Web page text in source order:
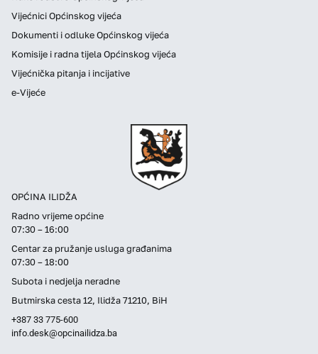
OPĆINA ILIDŽA
Radno vrijeme općine
07:30 – 16:00
Centar za pružanje usluga građanima
07:30 – 18:00
Subota i nedjelja neradne
Butmirska cesta 12, Ilidža 71210, BiH
+387 33 775-600
info.desk@opcinailidza.ba
Vijećnici Općinskog vijeća
Dokumenti i odluke Općinskog vijeća
Komisije i radna tijela Općinskog vijeća
Vijećnička pitanja i incijative
e-Vijeće